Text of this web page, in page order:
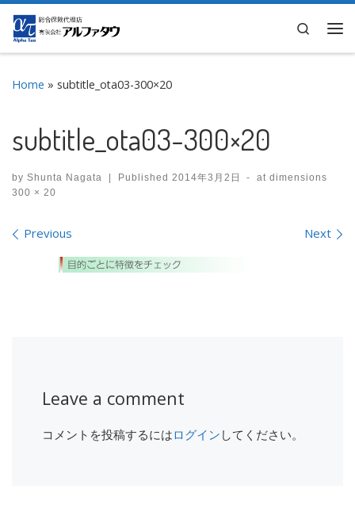
Skip to content
Search
Home » subtitle_ota03-300×20
subtitle_ota03-300×20
by Shunta Nagata | Published 2014年3月2日 -
at dimensions
300 × 20
Images navigation
Previous Next
Leave a comment
コメントを投稿するにはログイン してください。